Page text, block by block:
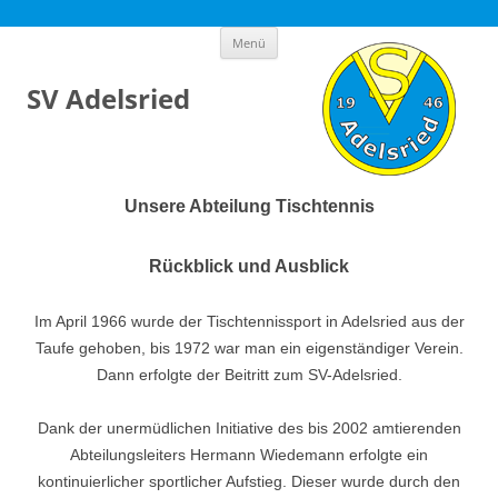
SV Adelsried
Menü Zum
springen
Unsere Abteilung Tischtennis
Rückblick und Ausblick
Im April 1966 wurde der Tischtennissport in Adelsried aus der
Taufe gehoben, bis 1972 war man ein eigenständiger Verein.
Dann erfolgte der Beitritt zum SV-Adelsried.
Dank der unermüdlichen Initiative des bis 2002 amtierenden
Abteilungsleiters Hermann Wiedemann erfolgte ein
kontinuierlicher sportlicher Aufstieg. Dieser wurde durch den